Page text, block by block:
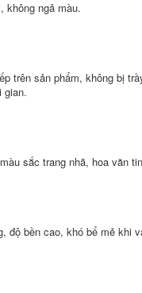
không ngả màu.
trên sản phẩm, không bị
gian.​
sắc trang nhã, hoa văn
độ bền cao, khó bể mẻ khi